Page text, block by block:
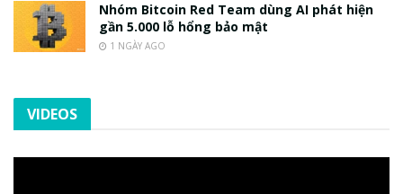
Nhóm Bitcoin Red Team dùng AI phát hiện
gần 5.000 lỗ hổng bảo mật
1 NGÀY AGO
VIDEOS